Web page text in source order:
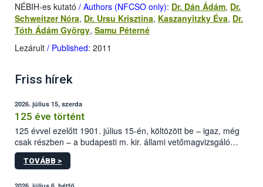
NÉBIH-es kutató / Authors (NFCSO only): Dr. Dán Ádám, Dr.
Schweitzer Nóra, Dr. Ursu Krisztina, Kaszanyitzky Éva, Dr.
Tóth Ádám György, Samu Péterné
Lezárult / Published: 2011
Friss hírek
2026. július 15, szerda
125 éve történt
125 évvel ezelőtt 1901. július 15-én, költözött be – igaz, még
csak részben – a budapesti m. kir. állami vetőmagvizsgáló
állomás a Kis Rókus utca 15. szám alatti, Czigler Győző által
tervezett új épületébe.
TOVÁBB >